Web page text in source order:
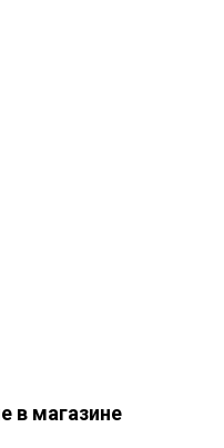
в магазине